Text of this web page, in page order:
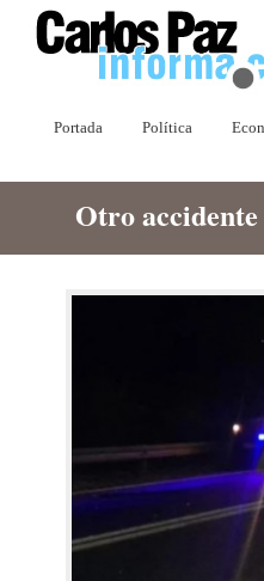
Portada Política
Otro